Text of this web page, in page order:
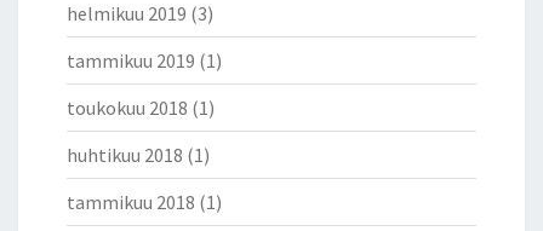
helmikuu 2019 (3)
tammikuu 2019 (1)
toukokuu 2018 (1)
huhtikuu 2018 (1)
tammikuu 2018 (1)